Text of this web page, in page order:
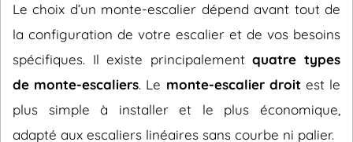
Le choix d’un monte-escalier dépend avant tout de
la configuration de votre escalier et de vos besoins
spécifiques. Il existe principalementquatre types
de monte-escaliers. Le monte-escalier droit est le
plus simple à installer et le plus économique,
adapté aux escaliers linéaires sans courbe ni palier.